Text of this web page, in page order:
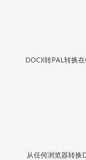
DOCX转PAL转换
从任何浏览器转